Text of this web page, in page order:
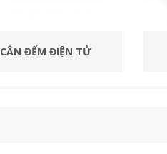
CÂN VÀNG ĐIỆN TỬ